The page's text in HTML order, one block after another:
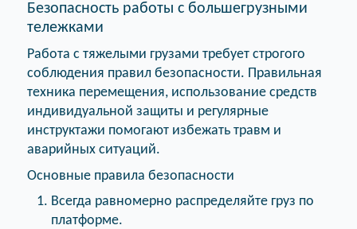
Безопасность работы с большегрузными
тележками
Работа с тяжелыми грузами требует строгого
соблюдения правил безопасности. Правильная
техника перемещения, использование средств
индивидуальной защиты и регулярные
инструктажи помогают избежать травм и
аварийных ситуаций.
Основные правила безопасности
Всегда равномерно распределяйте груз по
платформе.